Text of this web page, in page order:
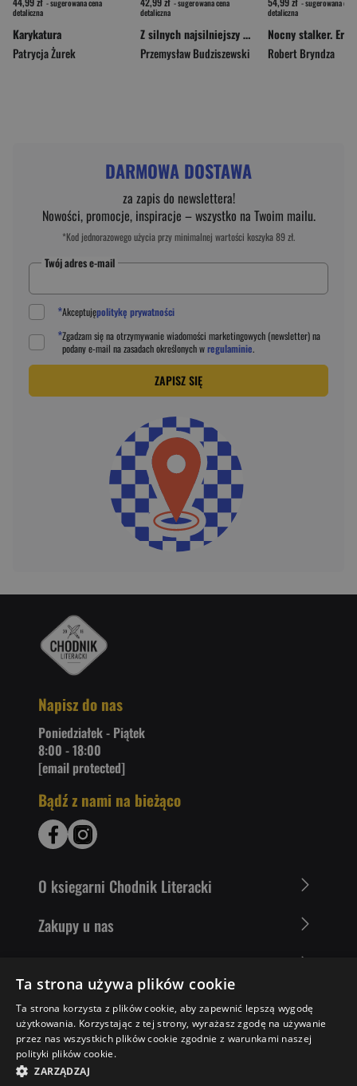
43,44 ZŁ
- sugerowana cena
detaliczna
Karykatura
Patrycja Żurek
- sugerowana cena
detaliczna
Z silnych najsilniejszy Historia Zbyszka Cyganiewicza
Przemysław Budziszewski
- sugerowana cena
detaliczna
Robert Bryndza
DARMOWA DOSTAWA
za zapis do newslettera!
Nowości, promocje, inspiracje – wszystko na Twoim mailu.
*Kod jednorazowego użycia przy minimalnej wartości koszyka 89 zł.
Twój adres e-mail
*Akceptujępolitykę prywatności
*Zgadzam się na otrzymywanie wiadomości marketingowych (newsletter) na
podanye-mail na zasadach określonych wregulaminie.
ZAPISZ SIĘ
Napisz do nas
Poniedziałek - Piątek
8:00 - 18:00
[email protected]
Bądź z nami na bieżąco
O ksiegarni Chodnik Literacki
Zakupy u nas
Literaci polecają
Ta strona używa plików cookie
Ta strona korzysta z plików cookie, aby zapewnić lepszą wygodę
użytkowania. Korzystając z tej strony, wyrażasz zgodę na używanie
przez nas wszystkich plików cookie zgodnie z warunkami naszej
polityki plików cookie.
ZARZĄDZAJ